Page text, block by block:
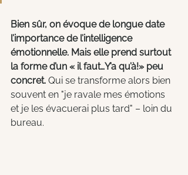
Bien sûr, on évoque de longue date
l’importance de l’intelligence
émotionnelle. Mais elle prend surtout
la forme d’un « il faut…Y’a qu’à!» peu
concret. Qui se transforme alors bien
souvent en "je ravale mes émotions
et je les évacuerai plus tard" – loin du
bureau.